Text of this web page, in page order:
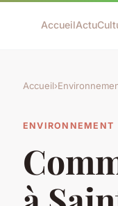
AccueilActu
Accueil›
ENVIRONNEMENT